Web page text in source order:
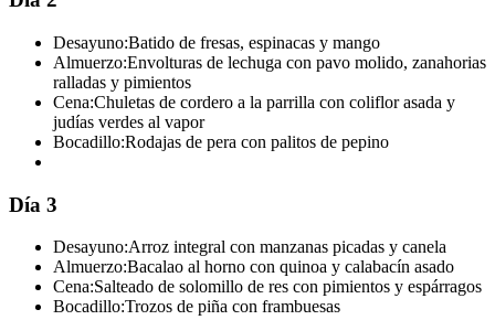
Desayuno:Batido de fresas, espinacas y mango
Almuerzo:Envolturas de lechuga con pavo molido, zanahorias
ralladas y pimientos
Cena:Chuletas de cordero a la parrilla con coliflor asada y
judías verdes al vapor
Bocadillo:Rodajas de pera con palitos de pepino
Día 3
Desayuno:Arroz integral con manzanas picadas y canela
Almuerzo:Bacalao al horno con quinoa y calabacín asado
Cena:Salteado de solomillo de res con pimientos y espárragos
Bocadillo:Trozos de piña con frambuesas